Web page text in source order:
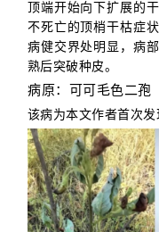
顶端开始向下扩展的
不死亡的顶梢干枯症
病健交界处明显，病
熟后突破种皮。
病原：可可毛色二孢
该病为本文作者首次发